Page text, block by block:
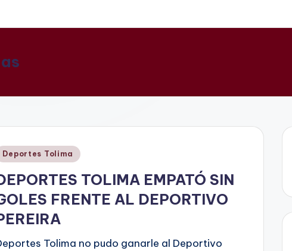
Deportes Tolima
TOLIMA EMPATÓ SIN
FRENTE AL DEPORTIVO
Tolima no pudo ganarle al Deportivo